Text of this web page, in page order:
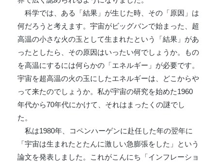
科学では、ある「結果」が生じた時、その「原因」は
何だろうと考えます。宇宙がビッグバンで始まった、超
高温の小さな火の玉として生まれたという「結果」があ
ったとしたら、その原因はいったい何でしょうか。もの
を高温にするには何らかの「エネルギー」が必要です。
宇宙を超高温の火の玉にしたエネルギーは、どこからや
って来たのでしょうか。私が宇宙の研究を始めた1960
年代から70年代にかけて、それはまったくの謎でし
た。
私は1980年、コペンハーゲンに赴任した年の翌年に
「宇宙は生まれたとたんに激しい急膨張をした」という
論文を発表しました。これがこんにち「インフレーショ